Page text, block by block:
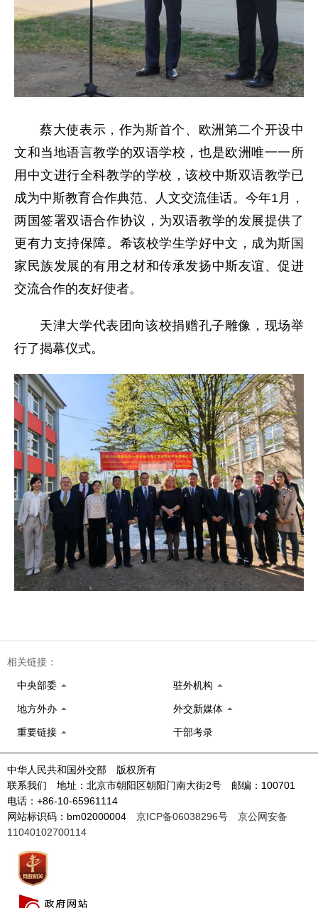
蔡大使表示，作为斯首个、欧洲第二个开设中
文和当地语言教学的双语学校，也是欧洲唯一一所
用中文进行全科教学的学校，该校中斯双语教学已
成为中斯教育合作典范、人文交流佳话。今年1月，
两国签署双语合作协议，为双语教学的发展提供了
更有力支持保障。希该校学生学好中文，成为斯国
家民族发展的有用之材和传承发扬中斯友谊、促进
交流合作的友好使者。
天津大学代表团向该校捐赠孔子雕像，现场举
行了揭幕仪式。
相关链接：
中央部委 驻外机构
地方外办 外交新媒体
重要链接 干部考录
中华人民共和国外交部 版权所有
联系我们 地址：北京市朝阳区朝阳门南大街2号 邮编：100701
电话：+86-10-65961114
网站标识码：bm02000004 京ICP备06038296号
京公网安备
11040102700114